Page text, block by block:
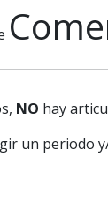
NO hay
un periodo